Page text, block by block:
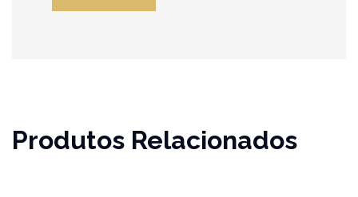
Produtos Relacionados